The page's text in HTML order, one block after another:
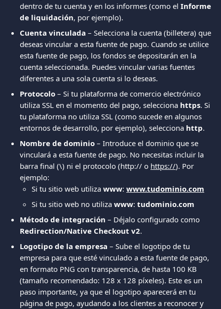
dentro de tu cuenta y en los informes (como el Informe
de liquidación, por ejemplo).
Cuenta vinculada – Selecciona la cuenta (billetera) que
deseas vincular a esta fuente de pago. Cuando se utilice
esta fuente de pago, los fondos se depositarán en la
cuenta seleccionada. Puedes vincular varias fuentes
diferentes a una sola cuenta si lo deseas.
Protocolo – Si tu plataforma de comercio electrónico
utiliza SSL en el momento del pago, selecciona https. Si
tu plataforma no utiliza SSL (como sucede en algunos
entornos de desarrollo, por ejemplo), selecciona http.
Nombre de dominio – Introduce el dominio que se
vinculará a esta fuente de pago. No necesitas incluir la
barra final (\) ni el protocolo (http:// o https://). Por
ejemplo:
Si tu sitio web utiliza www: www.tudominio.com
Si tu sitio web no utiliza www: tudominio.com
Método de integración – Déjalo configurado como
Redirection/Native Checkout v2.
Logotipo de la empresa – Sube el logotipo de tu
empresa para que esté vinculado a esta fuente de pago,
en formato PNG con transparencia, de hasta 100 KB
(tamaño recomendado: 128 x 128 píxeles). Este es un
paso importante, ya que el logotipo aparecerá en tu
página de pago, ayudando a los clientes a reconocer y